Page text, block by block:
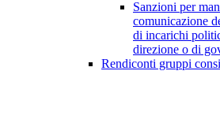
Sanzioni per
comunicazione
di incarichi
direzione o di
Rendiconti gruppi